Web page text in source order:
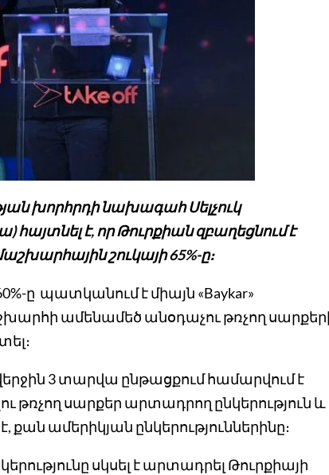
խորհրդի նախագահ Սելչուկ
է, որ Թուրքիան զբաղեցնում է
շուկայի 65%-ը։
ը պատկանում է միայն «Baykar»
ամենամեծ անօդաչու թռչող
3 տարվա ընթացքում համարվում է
սարքեր արտադրող ընկերություն և
քան ամերիկյան ընկերություններինը։
սկսել է արտադրել Թուրքիայի